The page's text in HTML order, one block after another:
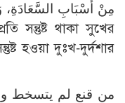
مِنْ أَسْبَابِ
হওয়া দুঃখ-দুর্দশার